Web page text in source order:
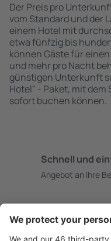
Der Preis pro
vom Standard und der
einem Hotel mit
etwa fünfzig bis
können Gäste für
und mehr pro Nacht
günstigen Unterkunft
Hotel" - Paket, mit dem
sofort buchen können.
Schnell und
Angebot an Ihre
Buchen ohne